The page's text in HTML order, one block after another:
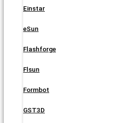
Einstar
eSun
Flashforge
Flsun
Formbot
GST3D